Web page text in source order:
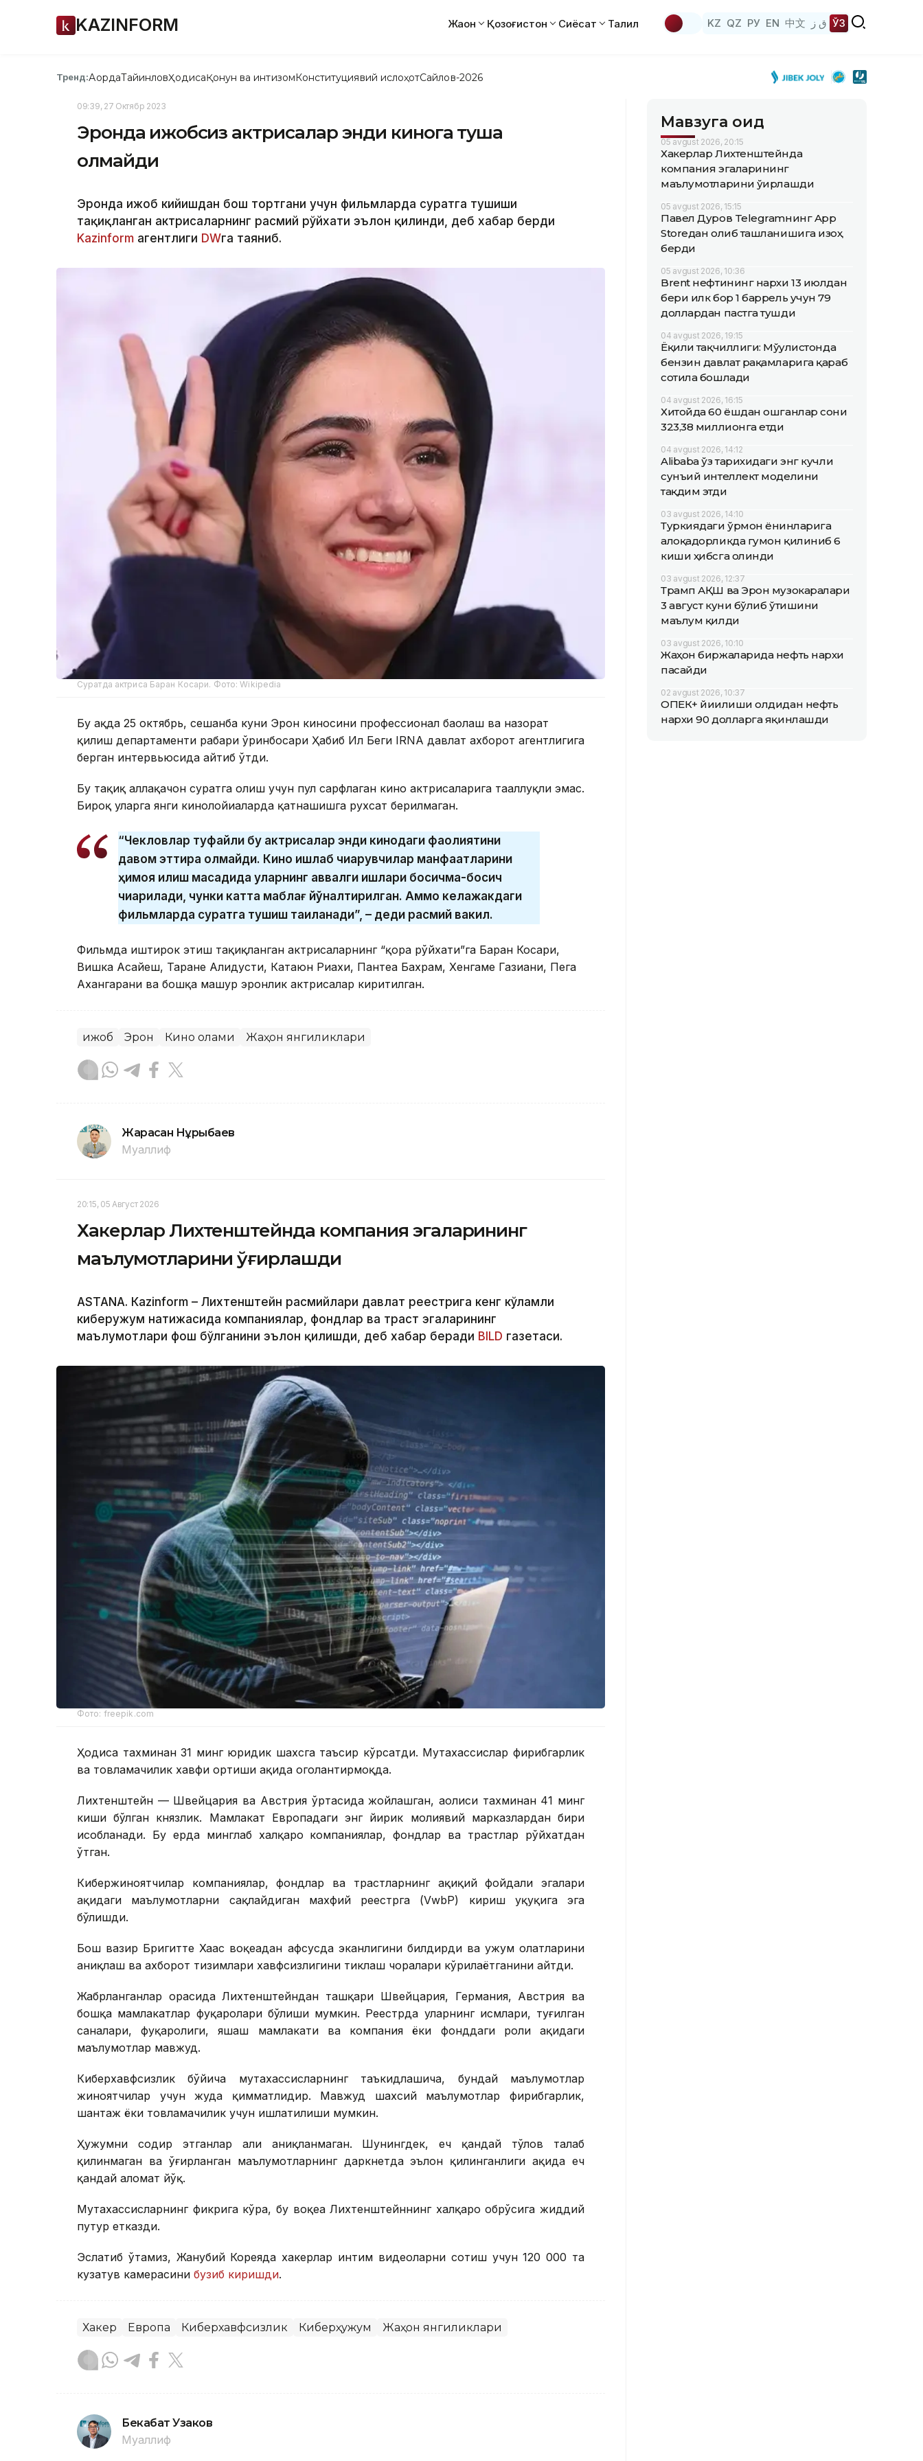
KAZINFORM Жаҳон Қозоғистон Сиёсат Таҳлил KZ QZ РУ EN 中文 ق ز ЎЗ
Тренд:АқордаТайинловҲодисаҚонун ва интизомКонституциявий ислоҳотСайлов-2026
09:39, 27 Октябр 2023
Эронда ҳижобсиз актрисалар энди кинога туша
олмайди
Эронда ҳижоб кийишдан бош тортгани учун фильмларда суратга тушиши
тақиқланган актрисаларнинг расмий рўйхати эълон қилинди, деб хабар берди
Kazinform агентлиги DWга таяниб.
Суратда актриса Баран Косари. Фото: Wikipedia
Бу ҳақда 25 октябрь, сешанба куни Эрон киносини профессионал баҳолаш ва назорат
қилиш департаменти раҳбари ўринбосари Ҳабиб Ил Беги IRNA давлат ахборот агентлигига
берган интервьюсида айтиб ўтди.
Бу тақиқ аллақачон суратга олиш учун пул сарфлаган кино актрисаларига тааллуқли эмас.
Бироқ уларга янги кинолойиҳаларда қатнашишга рухсат берилмаган.
“Чекловлар туфайли бу актрисалар энди кинодаги фаолиятини
давом эттира олмайди. Кино ишлаб чиқарувчилар манфаатларини
ҳимоя қилиш мақсадида уларнинг аввалги ишлари босқичма-босқич
чиқарилади, чунки катта маблағ йўналтирилган. Аммо келажакдаги
фильмларда суратга тушиш тақиқланади”, – деди расмий вакил.
Фильмда иштирок этиш тақиқланган актрисаларнинг “қора рўйхати”га Баран Косари,
Вишка Асайеш, Таране Алидусти, Катаюн Риахи, Пантеа Бахрам, Хенгаме Газиани, Пега
Ахангарани ва бошқа машҳур эронлик актрисалар киритилган.
Ҳижоб Эрон Кино олами Жаҳон янгиликлари
Жарасқан Нұрыбаев
Муаллиф
20:15, 05 Август 2026
Хакерлар Лихтенштейнда компания эгаларининг
маълумотларини ўғирлашди
ASTANА. Кazinform – Лихтенштейн расмийлари давлат реестрига кенг кўламли
киберҳужум натижасида компаниялар, фондлар ва траст эгаларининг
маълумотлари фош бўлганини эълон қилишди, деб хабар беради BILD газетаси.
Фото: freepik.com
Ҳодиса тахминан 31 минг юридик шахсга таъсир кўрсатди. Мутахассислар фирибгарлик
ва товламачилик хавфи ортиши ҳақида огоҳлантирмоқда.
Лихтенштейн — Швейцария ва Австрия ўртасида жойлашган, аҳолиси тахминан 41 минг
киши бўлган князлик. Мамлакат Европадаги энг йирик молиявий марказлардан бири
ҳисобланади. Бу ерда минглаб халқаро компаниялар, фондлар ва трастлар рўйхатдан
ўтган.
Кибержиноятчилар компаниялар, фондлар ва трастларнинг ҳақиқий фойдали эгалари
ҳақидаги маълумотларни сақлайдиган махфий реестрга (VwbP) кириш ҳуқуқига эга
бўлишди.
Бош вазир Бригитте Хаас воқеадан афсусда эканлигини билдирди ва ҳужум ҳолатларини
аниқлаш ва ахборот тизимлари хавфсизлигини тиклаш чоралари кўрилаётганини айтди.
Жабрланганлар орасида Лихтенштейндан ташқари Швейцария, Германия, Австрия ва
бошқа мамлакатлар фуқаролари бўлиши мумкин. Реестрда уларнинг исмлари, туғилган
саналари, фуқаролиги, яшаш мамлакати ва компания ёки фонддаги роли ҳақидаги
маълумотлар мавжуд.
Киберхавфсизлик бўйича мутахассисларнинг таъкидлашича, бундай маълумотлар
жиноятчилар учун жуда қимматлидир. Мавжуд шахсий маълумотлар фирибгарлик,
шантаж ёки товламачилик учун ишлатилиши мумкин.
Ҳужумни содир этганлар ҳали аниқланмаган. Шунингдек, ҳеч қандай тўлов талаб
қилинмаган ва ўғирланган маълумотларнинг даркнетда эълон қилинганлиги ҳақида ҳеч
қандай аломат йўқ.
Мутахассисларнинг фикрига кўра, бу воқеа Лихтенштейннинг халқаро обрўсига жиддий
путур етказди.
Эслатиб ўтамиз, Жанубий Кореяда хакерлар интим видеоларни сотиш учун 120 000 та
кузатув камерасини бузиб киришди.
Хакер Европа Киберхавфсизлик Киберҳужум Жаҳон янгиликлари
Бекабат Узаков
Муаллиф
Мавзуга оид
05 avgust 2026, 20:15
Хакерлар Лихтенштейнда
компания эгаларининг
маълумотларини ўғирлашди
05 avgust 2026, 15:15
Павел Дуров Telegramнинг App
Storeдан олиб ташланишига изоҳ
берди
05 avgust 2026, 10:36
Brent нефтининг нархи 13 июлдан
бери илк бор 1 баррель учун 79
доллардан пастга тушди
04 avgust 2026, 19:15
Ёқилғи тақчиллиги: Мўғулистонда
бензин давлат рақамларига қараб
сотила бошлади
04 avgust 2026, 16:15
Хитойда 60 ёшдан ошганлар сони
323,38 миллионга етди
04 avgust 2026, 14:12
Alibaba ўз тарихидаги энг кучли
сунъий интеллект моделини
тақдим этди
03 avgust 2026, 14:10
Туркиядаги ўрмон ёнғинларига
алоқадорликда гумон қилиниб 6
киши ҳибсга олинди
03 avgust 2026, 12:37
Трамп АҚШ ва Эрон музокаралари
3 август куни бўлиб ўтишини
маълум қилди
03 avgust 2026, 10:10
Жаҳон биржаларида нефть нархи
пасайди
02 avgust 2026, 10:37
ОПEК+ йиғилиши олдидан нефть
нархи 90 долларга яқинлашди